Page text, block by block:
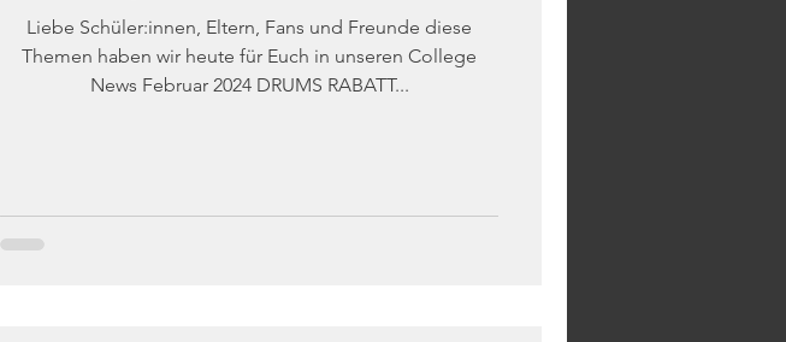
Liebe Schüler:innen, Eltern, Fans und Freunde diese
Themen haben wir heute für Euch in unseren College
News Februar 2024 DRUMS RABATT...